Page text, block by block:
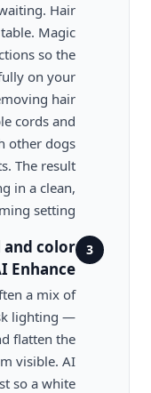
Hair
Magic
so the
on your
hair
cords and
other dogs
The result
in a clean,
setting.
3
and color
Enhance
a mix of
lighting —
flatten the
visible. AI
so a white